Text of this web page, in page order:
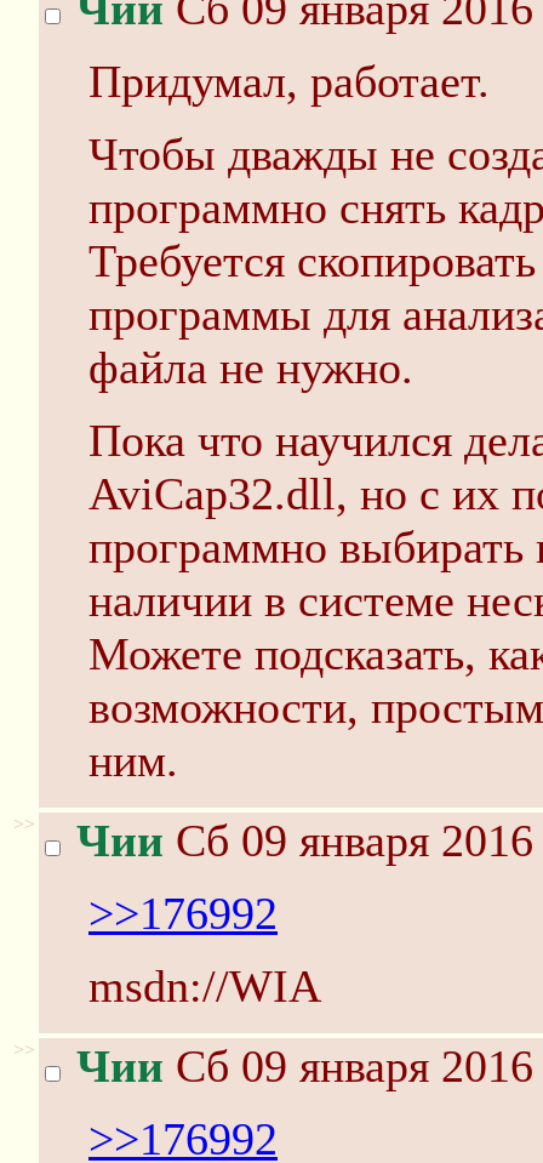
Придумал, работает.
Чтобы дважды не
программно снять
Требуется
программы для
файла не нужно.
Пока что научился
AviCap32.dll, но с их
программно выбирать
наличии в системе
Можете подсказать,
возможности,
ним.
>> Чии Сб 09 января
>>176992
msdn://WIA
>> Чии Сб 09 января
>>176992